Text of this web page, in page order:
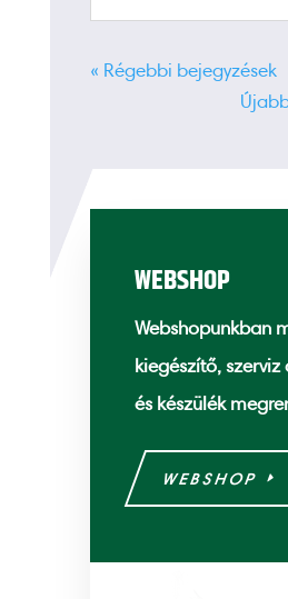
« Régebbi bejegyzések
WEBSHOP
Webshopunkban
kiegészítő, szerviz
és készülék
WEBSHOP